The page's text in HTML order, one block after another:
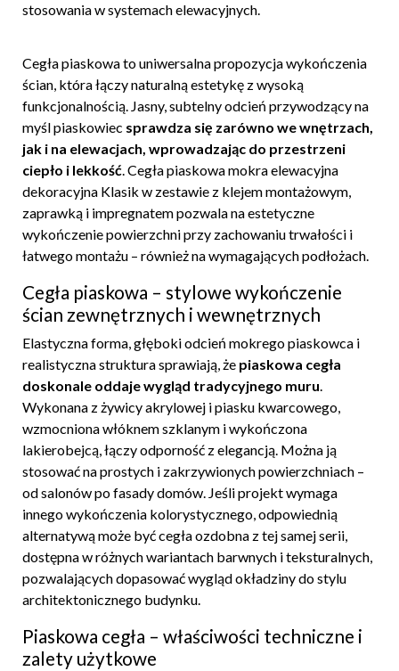
stosowania w systemach elewacyjnych.
Cegła piaskowa to uniwersalna propozycja wykończenia
ścian, która łączy naturalną estetykę z wysoką
funkcjonalnością. Jasny, subtelny odcień przywodzący na
myśl piaskowiec sprawdza się zarówno we wnętrzach,
jak i na elewacjach, wprowadzając do przestrzeni
ciepło i lekkość. Cegła piaskowa mokra elewacyjna
dekoracyjna Klasik w zestawie z klejem montażowym,
zaprawką i impregnatem pozwala na estetyczne
wykończenie powierzchni przy zachowaniu trwałości i
łatwego montażu – również na wymagających podłożach.
Cegła piaskowa – stylowe wykończenie
ścian zewnętrznych i wewnętrznych
Elastyczna forma, głęboki odcień mokrego piaskowca i
realistyczna struktura sprawiają, że piaskowa cegła
doskonale oddaje wygląd tradycyjnego muru.
Wykonana z żywicy akrylowej i piasku kwarcowego,
wzmocniona włóknem szklanym i wykończona
lakierobejcą, łączy odporność z elegancją. Można ją
stosować na prostych i zakrzywionych powierzchniach –
od salonów po fasady domów. Jeśli projekt wymaga
innego wykończenia kolorystycznego, odpowiednią
alternatywą może byćcegła ozdobna z tej samej serii,
dostępna w różnych wariantach barwnych i teksturalnych,
pozwalających dopasować wygląd okładziny do stylu
architektonicznego budynku.
Piaskowa cegła – właściwości techniczne i
zalety użytkowe